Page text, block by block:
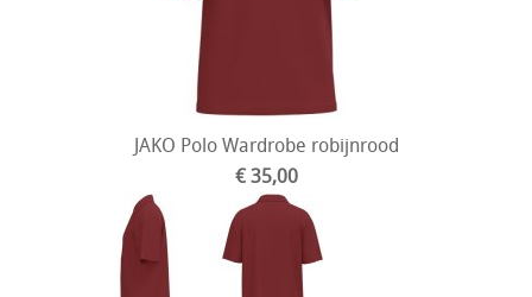
JAKO Polo Wardrobe robijnrood
€ 35,00